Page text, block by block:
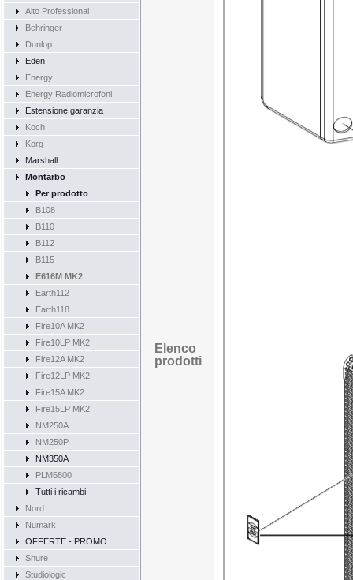
Alto Professional
Behringer
Dunlop
Eden
Energy
Energy Radiomicrofoni
Estensione garanzia
Koch
Korg
Marshall
Montarbo
Per prodotto
B108
B110
B112
B115
E616M MK2
Earth112
Earth118
Fire10A MK2
Fire10LP MK2
Fire12A MK2
Fire12LP MK2
Fire15A MK2
Fire15LP MK2
NM250A
NM250P
NM350A
PLM6800
Tutti i ricambi
Nord
Numark
OFFERTE - PROMO
Shure
Studiologic
Elenco
prodotti